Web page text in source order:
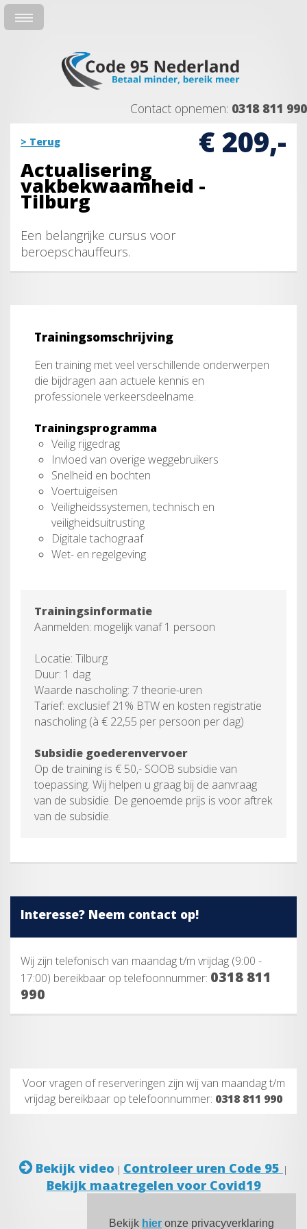
Bekijk hier onze privacyverklaring
Contact opnemen: 0318 811 990
€ 209,-
> Terug
Actualisering
vakbekwaamheid -
Tilburg
Een belangrijke cursus voor
beroepschauffeurs.
Trainingsomschrijving
Een training met veel verschillende onderwerpen
die bijdragen aan actuele kennis en
professionele verkeersdeelname.
Trainingsprogramma
Veilig rijgedrag
Invloed van overige weggebruikers
Snelheid en bochten
Voertuigeisen
Veiligheidssystemen, technisch en
veiligheidsuitrusting
Digitale tachograaf
Wet- en regelgeving
Trainingsinformatie
Aanmelden: mogelijk vanaf 1 persoon
Locatie: Tilburg
Duur: 1 dag
Waarde nascholing: 7 theorie-uren
Tarief: exclusief 21% BTW en kosten registratie
nascholing (à € 22,55 per persoon per dag)
Subsidie goederenvervoer
Op de training is € 50,- SOOB subsidie van
toepassing. Wij helpen u graag bij de aanvraag
van de subsidie. De genoemde prijs is voor aftrek
van de subsidie.
Interesse? Neem contact op!
Wij zijn telefonisch van maandag t/m vrijdag (9:00 -
17:00) bereikbaar op telefoonnummer: 0318 811
990
Voor vragen of reserveringen zijn wij van maandag t/m
vrijdag bereikbaar op telefoonnummer: 0318 811 990
Bekijk video | Controleer uren Code 95 |
Bekijk maatregelen voor Covid19